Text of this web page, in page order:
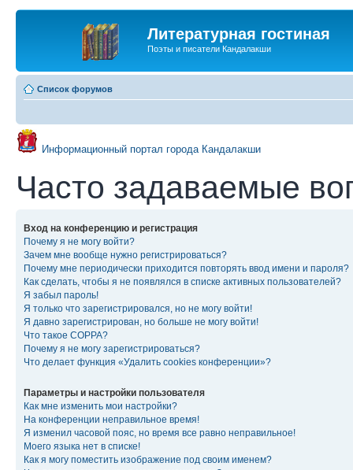
Литературная гостиная
Поэты и писатели Кандалакши
Список форумов
Информационный портал города Кандалакши
Часто задаваемые
Вход на конференцию и регистрация
Почему я не могу войти?
Зачем мне вообще нужно регистрироваться?
Почему мне периодически приходится повторять ввод имени и пароля?
Как сделать, чтобы я не появлялся в списке активных пользователей?
Я забыл пароль!
Я только что зарегистрировался, но не могу войти!
Я давно зарегистрирован, но больше не могу войти!
Что такое COPPA?
Почему я не могу зарегистрироваться?
Что делает функция «Удалить cookies конференции»?
Параметры и настройки пользователя
Как мне изменить мои настройки?
На конференции неправильное время!
Я изменил часовой пояс, но время все равно неправильное!
Моего языка нет в списке!
Как я могу поместить изображение под своим именем?